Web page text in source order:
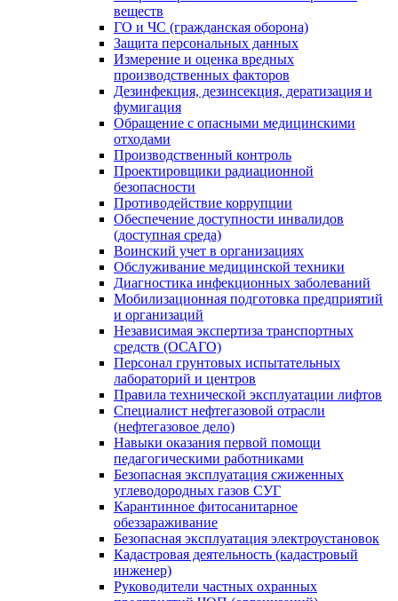
веществ
ГО и ЧС (гражданская оборона)
Защита персональных данных
Измерение и оценка вредных
производственных факторов
Дезинфекция, дезинсекция, дератизация и
фумигация
Обращение с опасными медицинскими
отходами
Производственный контроль
Проектировщики радиационной
безопасности
Противодействие коррупции
Обеспечение доступности инвалидов
(доступная среда)
Воинский учет в организациях
Обслуживание медицинской техники
Диагностика инфекционных заболеваний
Мобилизационная подготовка предприятий
и организаций
Независимая экспертиза транспортных
средств (ОСАГО)
Персонал грунтовых испытательных
лабораторий и центров
Правила технической эксплуатации лифтов
Специалист нефтегазовой отрасли
(нефтегазовое дело)
Навыки оказания первой помощи
педагогическими работниками
Безопасная эксплуатация сжиженных
углеводородных газов СУГ
Карантинное фитосанитарное
обеззараживание
Безопасная эксплуатация электроустановок
Кадастровая деятельность (кадастровый
инженер)
Руководители частных охранных